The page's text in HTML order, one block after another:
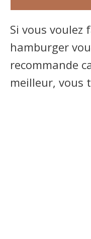
Si vous voulez
hamburger
recommande
meilleur, vous